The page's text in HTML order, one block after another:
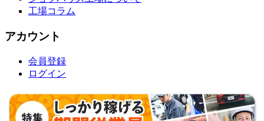
工場コラム
アカウント
会員登録
ログイン